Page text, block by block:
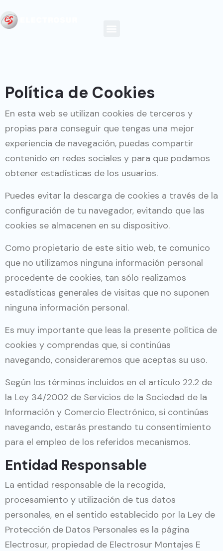
Política de Cookies
En esta web se utilizan cookies de terceros y
propias para conseguir que tengas una mejor
experiencia de navegación, puedas compartir
contenido en redes sociales y para que podamos
obtener estadísticas de los usuarios.
Puedes evitar la descarga de cookies a través de la
configuración de tu navegador, evitando que las
cookies se almacenen en su dispositivo.
Como propietario de este sitio web, te comunico
que no utilizamos ninguna información personal
procedente de cookies, tan sólo realizamos
estadísticas generales de visitas que no suponen
ninguna información personal.
Es muy importante que leas la presente política de
cookies y comprendas que, si continúas
navegando, consideraremos que aceptas su uso.
Según los términos incluidos en el artículo 22.2 de
la Ley 34/2002 de Servicios de la Sociedad de la
Información y Comercio Electrónico, si continúas
navegando, estarás prestando tu consentimiento
para el empleo de los referidos mecanismos.
Entidad Responsable
La entidad responsable de la recogida,
procesamiento y utilización de tus datos
personales, en el sentido establecido por la Ley de
Protección de Datos Personales es la página
Electrosur, propiedad de Electrosur Montajes E